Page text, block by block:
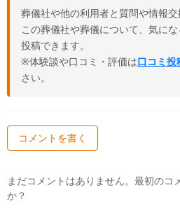
葬儀社や他の利用者と質問や情報交
この葬儀社や葬儀について、気に
投稿できます。
※体験談や口コミ・評価は口コミ投
さい。
コメントを書く
まだコメントはありません。最初のコ
か？